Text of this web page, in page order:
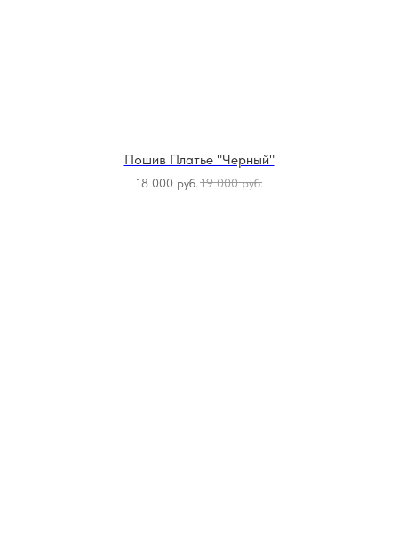
Пошив Платье "Черный"
18 000 руб.19 000 руб.